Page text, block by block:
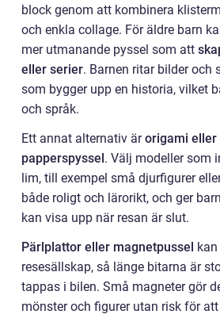
block genom att kombinera
och enkla collage. För äldre barn
mer utmanande pyssel som att
eller serier. Barnen ritar bilder och
som bygger upp en historia, vilket
och språk.
Ett annat alternativ ärorigami eller
papperspyssel. Välj modeller som
lim, till exempel små djurfigurer
både roligt och lärorikt, och ger
kan visa upp när resan är slut.
Pärlplattor eller magnetpussel
resesällskap, så länge bitarna är
tappas i bilen. Små magneter gör
mönster och figurer utan risk för